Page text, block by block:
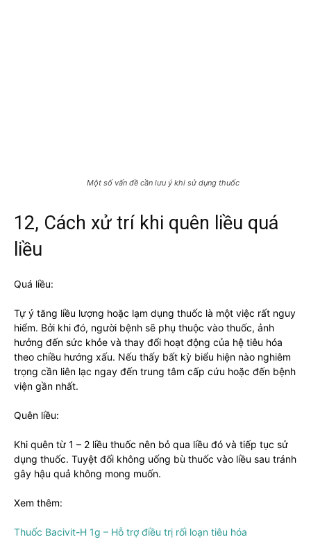
Một số vấn đề cần lưu ý khi sử dụng thuốc
12, Cách xử trí khi quên liều quá
liều
Quá liều:
Tự ý tăng liều lượng hoặc lạm dụng thuốc là một việc rất nguy
hiểm. Bởi khi đó, người bệnh sẽ phụ thuộc vào thuốc, ảnh
hưởng đến sức khỏe và thay đổi hoạt động của hệ tiêu hóa
theo chiều hướng xấu. Nếu thấy bất kỳ biểu hiện nào nghiêm
trọng cần liên lạc ngay đến trung tâm cấp cứu hoặc đến bệnh
viện gần nhất.
Quên liều:
Khi quên từ 1 – 2 liều thuốc nên bỏ qua liều đó và tiếp tục sử
dụng thuốc. Tuyệt đối không uống bù thuốc vào liều sau tránh
gây hậu quả không mong muốn.
Xem thêm:
Thuốc Bacivit-H 1g – Hỗ trợ điều trị rối loạn tiêu hóa